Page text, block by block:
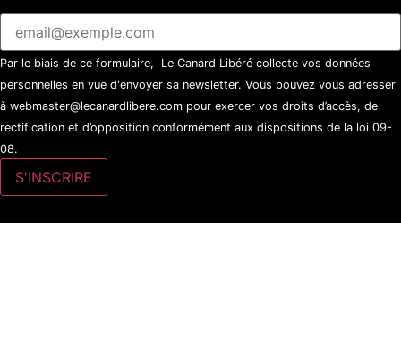
Par le biais de ce formulaire, Le Canard Libéré collecte vos données
personnelles en vue d'envoyer sa newsletter. Vous pouvez vous adresser
à webmaster@lecanardlibere.com pour exercer vos droits d’accès, de
rectification et d’opposition conformément aux dispositions de la loi 09-
08.